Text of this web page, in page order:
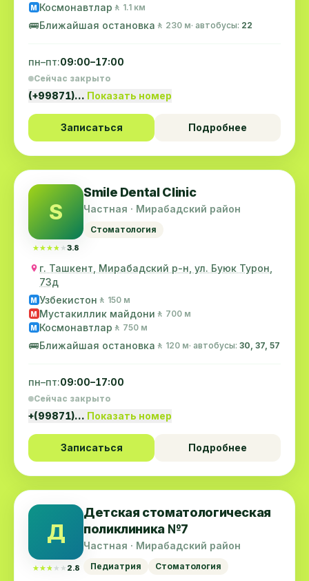
M Космонавтлар 🚶 1.1 км
🚌Ближайшая остановка 🚶 230 м· автобусы: 22
пн–пт:09:00–17:00
Сейчас закрыто
(+99871)… Показать номер
Записаться Подробнее
S
★★★★★
★★★★★3.8
Smile Dental Clinic
Частная · Мирабадский район
Стоматология
г. Ташкент, Мирабадский р-н, ул. Буюк Турон,
73д
M Узбекистон 🚶 150 м
M Мустакиллик майдони 🚶 700 м
M Космонавтлар 🚶 750 м
🚌Ближайшая остановка 🚶 120 м· автобусы: 30, 37, 57
пн–пт:09:00–17:00
Сейчас закрыто
+(99871)… Показать номер
Записаться Подробнее
Д
★★★★★
★★★★★ 2.8
Детская стоматологическая
поликлиника №7
Частная · Мирабадский район
Педиатрия Стоматология